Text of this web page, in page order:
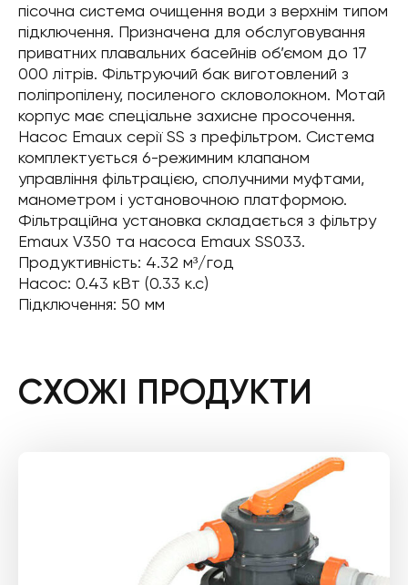
пісочна система очищення води з верхнім типом
підключення. Призначена для обслуговування
приватних плавальних басейнів об’ємом до 17
000 літрів. Фільтруючий бак виготовлений з
поліпропілену, посиленого скловолокном. Мотай
корпус має спеціальне захисне просочення.
Насос Emaux серії SS з префільтром. Система
комплектується 6-режимним клапаном
управління фільтрацією, сполучними муфтами,
манометром і установочною платформою.
Фільтраційна установка складається з фільтру
Emaux V350 та насоса Emaux SS033.
Продуктивність: 4.32 м³/год
Насос: 0.43 кВт (0.33 к.с)
Підключення: 50 мм
СХОЖІ ПРОДУКТИ